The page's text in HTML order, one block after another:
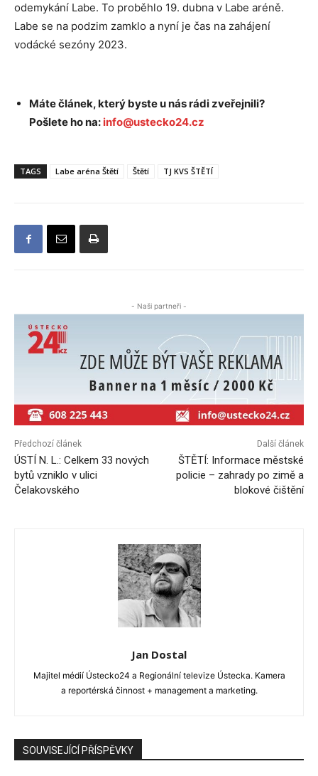
odemykání Labe. To proběhlo 19. dubna v Labe aréně.
Labe se na podzim zamklo a nyní je čas na zahájení
vodácké sezóny 2023.
Máte článek, který byste u nás rádi zveřejnili?
Pošlete ho na: info@ustecko24.cz
TAGS Labe aréna Štětí Štětí TJ KVS ŠTĚTÍ
- Naši partneři -
Předchozí článek
ÚSTÍ N. L.: Celkem 33 nových
bytů vzniklo v ulici
Čelakovského
Další článek
ŠTĚTÍ: Informace městské
policie – zahrady po zimě a
blokové čištění
Jan Dostal
Majitel médií Ústecko24 a Regionální televize Ústecka. Kamera
a reportérská činnost + management a marketing.
SOUVISEJÍCÍ PŘÍSPĚVKY